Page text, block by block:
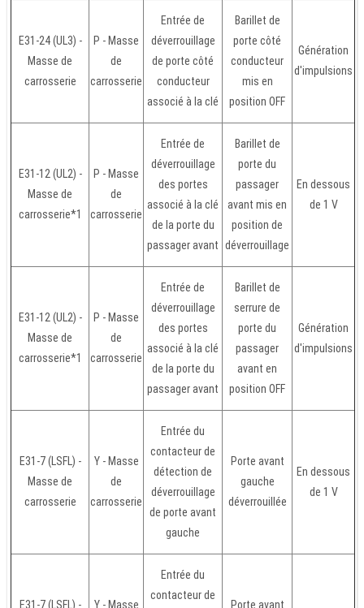
E31-24 (UL3) -
Masse de
carrosserie
P - Masse
de
carrosserie
Entrée de
déverrouillage
de porte côté
conducteur
associé à la clé
Barillet de
porte côté
conducteur
mis en
position OFF
Génération
d'impulsions
E31-12 (UL2) -
Masse de
carrosserie*1
P - Masse
de
carrosserie
Entrée de
déverrouillage
des portes
associé à la clé
de la porte du
passager avant
Barillet de
porte du
passager
avant mis en
position de
déverrouillage
En dessous
de 1 V
E31-12 (UL2) -
Masse de
carrosserie*1
P - Masse
de
carrosserie
Entrée de
déverrouillage
des portes
associé à la clé
de la porte du
passager avant
Barillet de
serrure de
porte du
passager
avant en
position OFF
Génération
d'impulsions
E31-7 (LSFL) -
Masse de
carrosserie
Y - Masse
de
carrosserie
Entrée du
contacteur de
détection de
déverrouillage
de porte avant
gauche
Porte avant
gauche
déverrouillée
En dessous
de 1 V
E31-7 (LSFL) - Y - Masse
Entrée du
contacteur de
Porte avant